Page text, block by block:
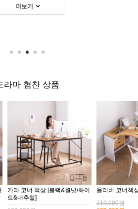
더보기
라마 협찬 상품
&월넛/화이
올리버 코너책상 [내추럴/월넛]
켈